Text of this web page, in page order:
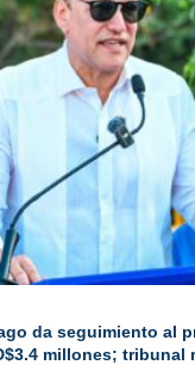
da seguimiento al
millones; tribunal